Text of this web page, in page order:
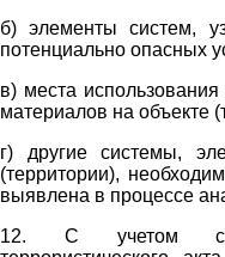
б) элементы систем,
потенциально опасных
в) места
материалов на объекте
г) другие системы,
(территории),
выявлена в процессе
12. С учетом